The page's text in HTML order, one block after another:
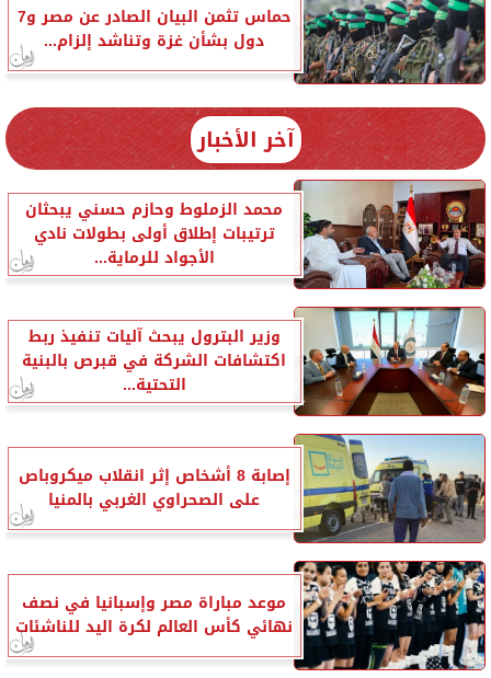
حماس تثمن البيان الصادر عن مصر و7
دول بشأن غزة وتناشد إلزام...
آخر الأخبار
محمد الزملوط وحازم حسني يبحثان
ترتيبات إطلاق أولى بطولات نادي
الأجواد للرماية...
وزير البترول يبحث آليات تنفيذ ربط
اكتشافات الشركة في قبرص بالبنية
التحتية...
إصابة 8 أشخاص إثر انقلاب ميكروباص
على الصحراوي الغربي بالمنيا
موعد مباراة مصر وإسبانيا في نصف
نهائي كأس العالم لكرة اليد للناشئات